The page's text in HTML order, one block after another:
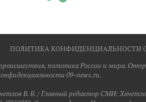
ПОЛИТИКА КОНФИДЕНЦИАЛЬНОСТИ ОТ
политика России и мира.
09-news.ru.
B. B. / Главный редактор СМИ: